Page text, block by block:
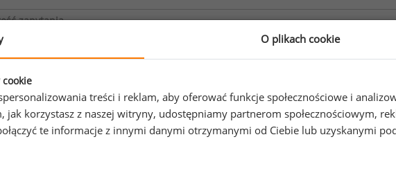
Wyrażam zgodę na przetwarzanie moich danych osobowych zawartych w
sp. z o.o. sp. k. w celu odpowiedzi na przesłane zapytanie. Oświadczam, że
informacji na temat przetwarzania.
O plikach cookie
treści i reklam, aby oferować funkcje społecznościowe i
jak korzystasz z naszej witryny, udostępniamy partnerom społecznościowym,
te informacje z innymi danymi otrzymanymi od Ciebie lub uzyskanymi